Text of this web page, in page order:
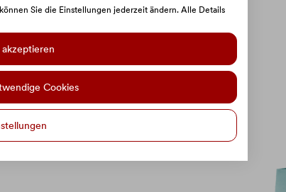
Sie die Einstellungen jederzeit ändern. Alle Details
Cookies